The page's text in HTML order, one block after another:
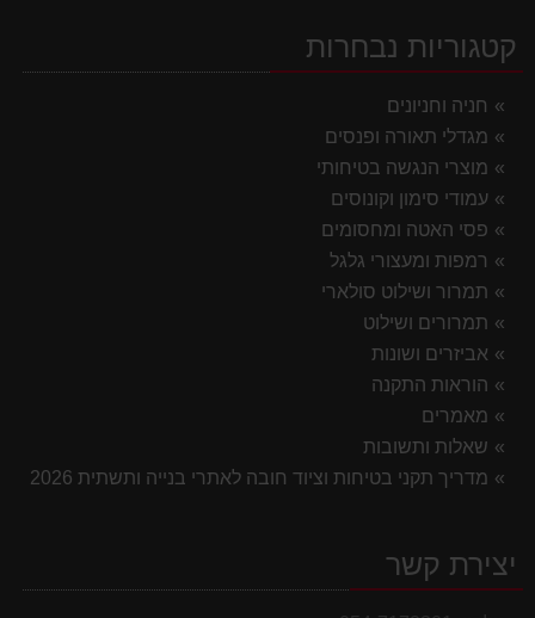
קטגוריות נבחרות
חניה וחניונים
מגדלי תאורה ופנסים
מוצרי הנגשה בטיחותי
עמודי סימון וקונוסים
פסי האטה ומחסומים
רמפות ומעצורי גלגל
תמרור ושילוט סולארי
תמרורים ושילוט
אביזרים ושונות
הוראות התקנה
מאמרים
שאלות ותשובות
מדריך תקני בטיחות וציוד חובה לאתרי בנייה ותשתית 2026
יצירת קשר